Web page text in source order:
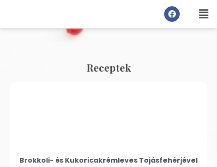
Receptek
Brokkoli- és Kukoricakrémleves Tojásfehérjével